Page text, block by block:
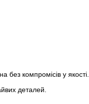
без компромісів у якості.
деталей.